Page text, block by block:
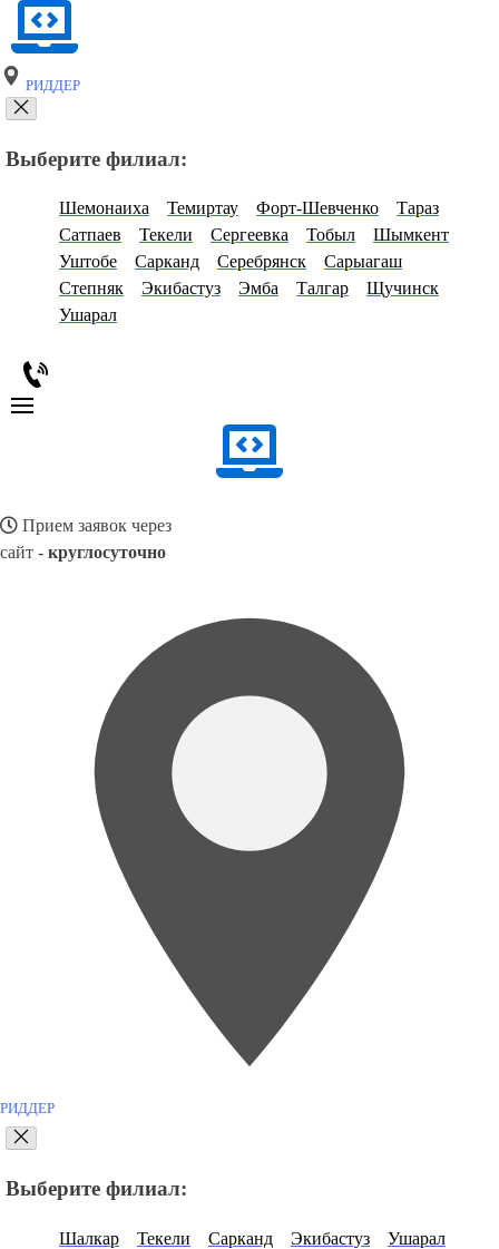
РИДДЕР
Выберите филиал:
Шемонаиха Темиртау Форт-Шевченко
Тараз
Сатпаев
Текели Сергеевка Тобыл
Шымкент
Уштобе
Сарканд Серебрянск
Сарыагаш
Степняк
Экибастуз Эмба Талгар
Щучинск
Ушарал
Прием заявок через
сайт - круглосуточно
РИДДЕР
Выберите филиал:
Шалкар Текели Сарканд Экибастуз
Ушарал